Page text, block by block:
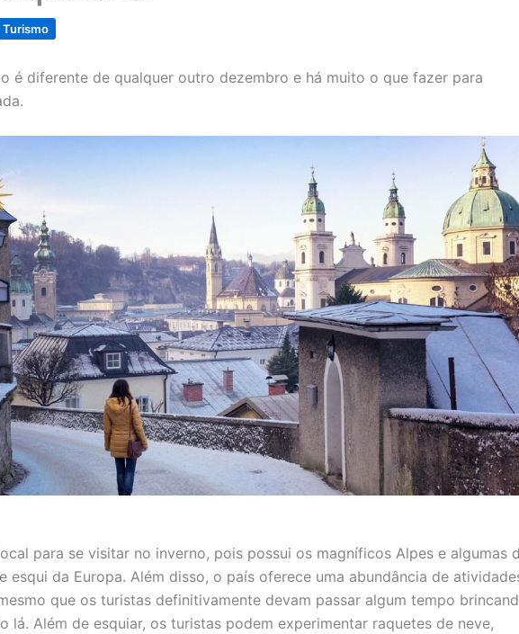
Turismo
é diferente de qualquer outro dezembro e há muito o que fazer para
para se visitar no inverno, pois possui os magníficos Alpes e algumas
esqui da Europa. Além disso, o país oferece uma abundância de
que os turistas definitivamente devam passar algum tempo
lá. Além de esquiar, os turistas podem experimentar raquetes de neve,